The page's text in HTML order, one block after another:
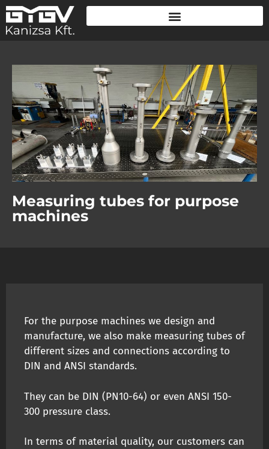
Measuring tubes for purpose
machines
For the purpose machines we design and
manufacture, we also make measuring tubes of
different sizes and connections according to
DIN and ANSI standards.
They can be DIN (PN10-64) or even ANSI 150-
300 pressure class.
In terms of material quality, our customers can